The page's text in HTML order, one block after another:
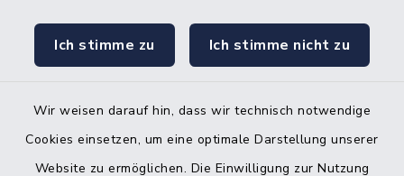
Ich stimme zu Ich stimme nicht zu
Wir weisen darauf hin, dass wir technisch notwendige
Cookies einsetzen, um eine optimale Darstellung unserer
Website zu ermöglichen. Die Einwilligung zur Nutzung
Gleichstellungsbüro